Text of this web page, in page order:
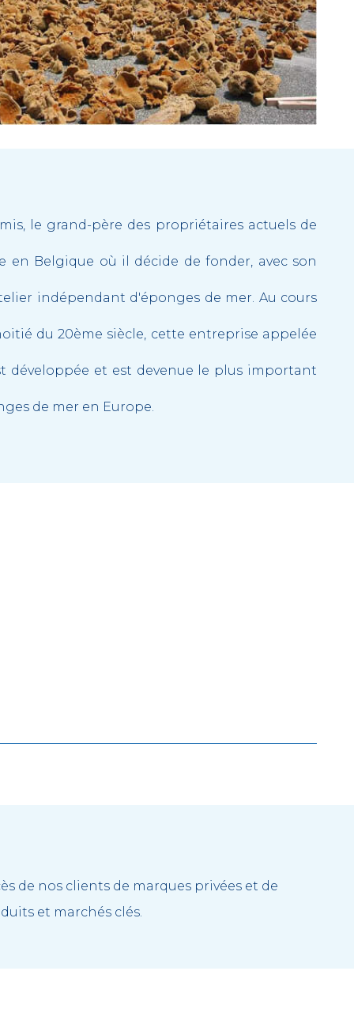
le grand-père des propriétaires actuels de
en Belgique où il décide de fonder, avec son
indépendant d'éponges de mer. Au cours
du 20ème siècle, cette entreprise appelée
développée et est devenue le plus important
de mer en Europe.
de nos clients de marques privées et de
et marchés clés.